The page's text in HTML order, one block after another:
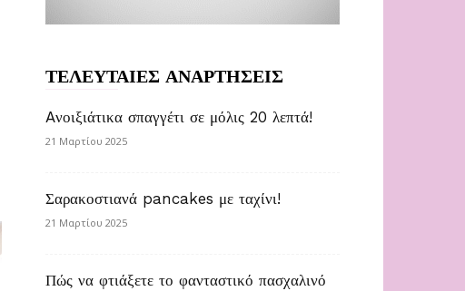
ΤΕΛΕΥΤΑΙΕΣ ΑΝΑΡΤΗΣΕΙΣ
Aνοιξιάτικα σπαγγέτι σε μόλις 20 λεπτά!
21 Μαρτίου 2025
Σαρακοστιανά pancakes με ταχίνι!
21 Μαρτίου 2025
Πώς να φτιάξετε το φανταστικό πασχαλινό